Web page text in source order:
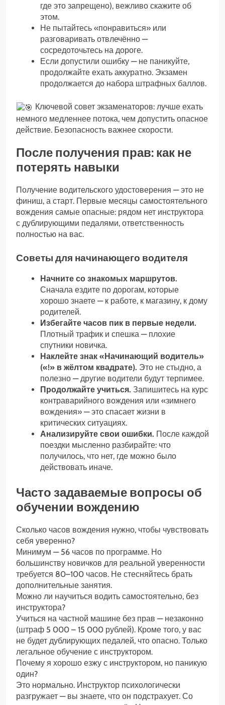
где это запрещено), вежливо скажите об
этом.
Не пытайтесь «понравиться» или
разговаривать отвлечённо —
сосредоточьтесь на дороге.
Если допустили ошибку — не паникуйте,
продолжайте ехать аккуратно. Экзамен
продолжается до набора штрафных баллов.
Ключевой совет экзаменаторов: лучше ехать
немного медленнее потока, чем допустить опасное
действие. Безопасность важнее скорости.
После получения прав: как не
потерять навыки
Получение водительского удостоверения — это не
финиш, а старт. Первые месяцы самостоятельного
вождения самые опасные: рядом нет инструктора
с дублирующими педалями, ответственность
полностью на вас.
Советы для начинающего водителя
Начните со знакомых маршрутов.
Сначала ездите по дорогам, которые
хорошо знаете — к работе, к магазину, к дому
родителей.
Избегайте часов пик в первые недели.
Плотный трафик и спешка — плохие
спутники новичка.
Наклейте знак «Начинающий водитель»
(«!» в жёлтом квадрате). Это не стыдно, а
полезно — другие водители будут терпимее.
Продолжайте учиться. Запишитесь на курс
контраварийного вождения или «зимнего
вождения» — это спасает жизни в
критических ситуациях.
Анализируйте свои ошибки. После каждой
поездки мысленно разбирайте: что
получилось, что нет, где можно было
действовать иначе.
Часто задаваемые вопросы об
обучении вождению
Сколько часов вождения нужно, чтобы чувствовать
себя уверенно?
Минимум — 56 часов по программе. Но
большинству новичков для реальной уверенности
требуется 80–100 часов. Не стесняйтесь брать
дополнительные занятия.
Можно ли научиться водить самостоятельно, без
инструктора?
Учиться на частной машине без прав — незаконно
(штраф 5 000 – 15 000 рублей). Кроме того, у вас
не будет дублирующих педалей, что опасно. Только
легальное обучение с инструктором.
Почему я хорошо езжу с инструктором, но паникую
один?
Это нормально. Инструктор психологически
разгружает — вы знаете, что он подстрахует. Со